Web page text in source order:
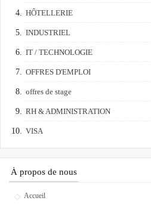
HÔTELLERIE
INDUSTRIEL
IT / TECHNOLOGIE
OFFRES D'EMPLOI
offres de stage
RH & ADMINISTRATION
VISA
À propos de nous
Accueil